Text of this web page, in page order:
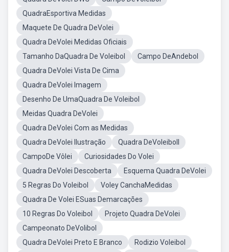
QuadraEsportiva Medidas
Maquete De Quadra DeVolei
Quadra DeVolei Medidas Oficiais
Tamanho DaQuadra De Voleibol
Campo DeAndebol
Quadra DeVolei Vista De Cima
Quadra DeVolei Imagem
Desenho De UmaQuadra De Voleibol
Meidas Quadra DeVolei
Quadra DeVolei Com as Medidas
Quadra DeVolei Ilustração
Quadra DeVoleiboll
CampoDe Vôlei
Curiosidades Do Volei
Quadra DeVolei Descoberta
Esquema Quadra DeVolei
5 Regras Do Voleibol
Voley CanchaMedidas
Quadra De Volei ESuas Demarcações
10 Regras Do Voleibol
Projeto Quadra DeVolei
Campeonato DeVolibol
Quadra DeVolei Preto E Branco
Rodizio Voleibol